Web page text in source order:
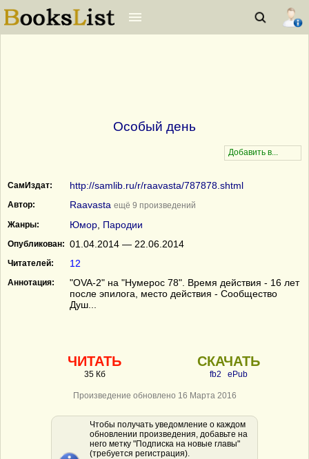
Особый день
СамИздат: http://samlib.ru/r/raavasta/787878.shtml
Автор: Raavasta ещё 9 произведений
Жанры:
Юмор Пародии
Опубликован: 01.04.2014 — 22.06.2014
Читателей: 12
Аннотация:
"OVA-2" на "Нумерос 78". Время действия - 16 лет
после эпилога, место действия - Сообщество
Душ...
ЧИТАТЬ
35 Кб
СКАЧАТЬ
fb2 ePub
Произведение обновлено 16 Марта 2016
Чтобы получать уведомление о каждом
обновлении произведения, добавьте на
него метку "Подписка на новые главы"
(требуется регистрация).